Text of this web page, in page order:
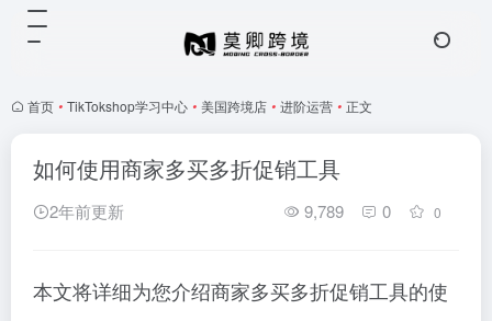
首页 • TikTokshop学习中心 • 美国跨境店 • 进阶运营 • 正文
如何使用商家多买多折促销工具
2年前更新 9,789 0 0
本文将详细为您介绍商家多买多折促销工具的使